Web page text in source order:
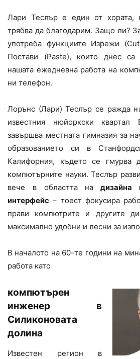
Лари Теслър е един от хората,
трябва да благодарим. Защо ли?
употреба функциите Изрежи
Постави (Paste), които днес
нашата ежедневна работа на
ни телефон.
Лорънс (Лари) Теслър се ражда
известния нюйоркски
завършва местната гимназия за
образованието си в
Калифорния, където се гмурва
компютърните науки. Теслър
вече в областта на дизайна
интерфейс – тоест фокусира
прави компютрите и другите
максимално удобни и лесни за
В началото на 60-те години на
работа като
компютърен
инженер в
Силиконовата
долина
Известен регион в